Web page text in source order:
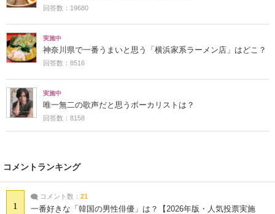
回答数：19680
実施中
神奈川県で一番うまいと思う「横浜家系ラーメン店」はどこ？
回答数：8516
実施中
唯一無二の歌声だと思うボーカリストは？
回答数：8158
コメントランキング
1
コメント数： 21
一番好きな「韓国の男性俳優」は？【2026年版・人気投票実施